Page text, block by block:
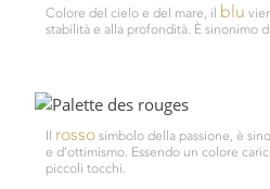
Colore del cielo e del mare, il blu
stabilità e alla profondità. È sinonimo
Il rossosimbolo della passione, è
e d’ottimismo. Essendo un colore
piccoli tocchi.